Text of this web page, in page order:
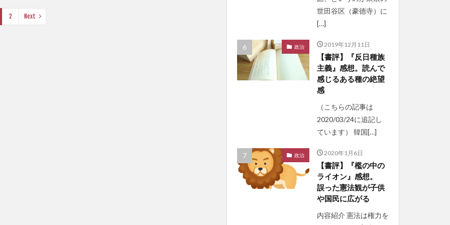
2 Next
世田谷区（豪徳寺）に
[…]
政治 2019年12月11日
【書評】『反日種族
主義』感想。読んで
感じるある種の絶望
感
（こちらの記事は
2020/03/24に追記し
ています） 韓国[…]
政治 2020年1月6日
【書評】『檻の中の
ライオン』感想。
誤った憲法観が子供
や国民に広がる
内容紹介 憲法は権力を